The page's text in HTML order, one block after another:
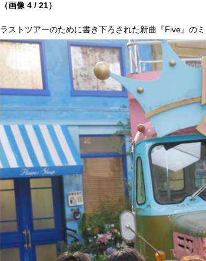
（画像 4 / 21）
ラストツアーのために書き下ろされた新曲『Five』の